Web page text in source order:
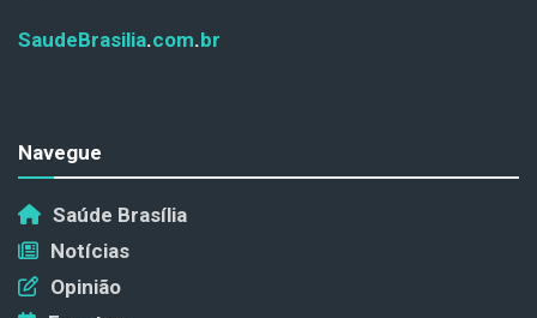
SaudeBrasilia.com.br
Navegue
Saúde Brasília
Notícias
Opinião